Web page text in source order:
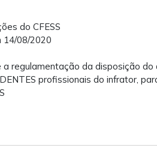
do CFESS
14/08/2020
a regulamentação da disposição
profissionais do infrator,